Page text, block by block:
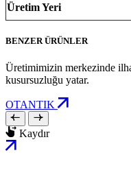
Üretim Yeri
BENZER ÜRÜNLER
Üretimimizin merkezinde
kusursuzluğu yatar.
OTANTIK
Kaydır